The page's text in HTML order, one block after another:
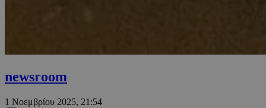
newsroom
1 Νοεμβρίου 2025, 21:54